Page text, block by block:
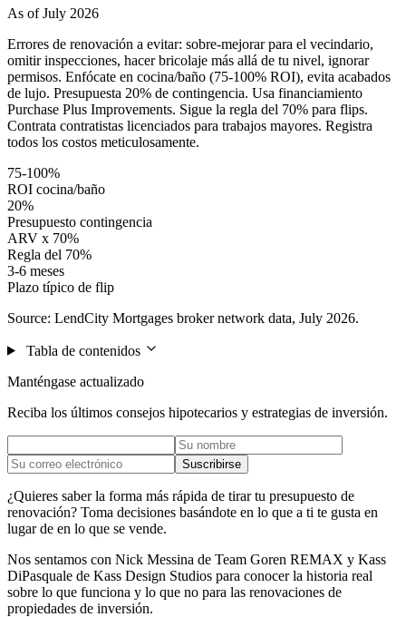
As of July 2026
Errores de renovación a evitar: sobre-mejorar para el vecindario,
omitir inspecciones, hacer bricolaje más allá de tu nivel, ignorar
permisos. Enfócate en cocina/baño (75-100% ROI), evita acabados
de lujo. Presupuesta 20% de contingencia. Usa financiamiento
Purchase Plus Improvements. Sigue la regla del 70% para flips.
Contrata contratistas licenciados para trabajos mayores. Registra
todos los costos meticulosamente.
75-100%
ROI cocina/baño
20%
Presupuesto contingencia
ARV x 70%
Regla del 70%
3-6 meses
Plazo típico de flip
Source: LendCity Mortgages broker network data, July 2026.
Tabla de contenidos
Manténgase actualizado
Reciba los últimos consejos hipotecarios y estrategias de inversión.
Suscribirse
¿Quieres saber la forma más rápida de tirar tu presupuesto de
renovación? Toma decisiones basándote en lo que a ti te gusta en
lugar de en lo que se vende.
Nos sentamos con Nick Messina de Team Goren REMAX y Kass
DiPasquale de Kass Design Studios para conocer la historia real
sobre lo que funciona y lo que no para las renovaciones de
propiedades de inversión.